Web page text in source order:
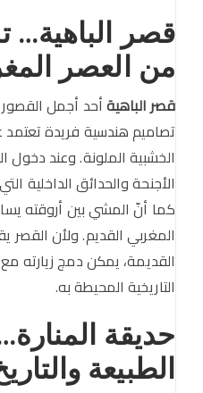
قصر الباهية…
من العصر
قصر الباهيةأحد أجمل
تصاميم هندسية فريدة تعتمد
الخشبية الملونة. وعند دخول
الأجنحة والحدائق الداخلية
كما أنّ المشي بين أروقته
المغربي القديم. ولأن القصر
القديمة، يمكن دمج زيارته
التاريخية المحيطة به.
حديقة
الطبيعة